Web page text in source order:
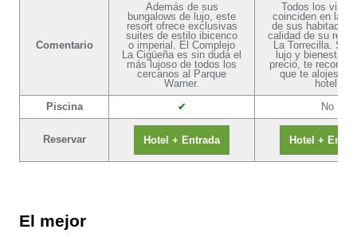
Comentario
Además de sus
bungalows de lujo, este
resort ofrece exclusivas
suites de estilo ibicenco
o imperial. El Complejo
La Cigüeña es sin duda el
más lujoso de todos los
cercanos al Parque
Warner.
Todos los
coinciden en la
de sus
calidad de su
La Torrecilla. Si
lujo y bienestar a
precio, te
que te alojes en
hotel.
Piscina
No
Reservar Hotel + Entrada Hotel +
El mejor